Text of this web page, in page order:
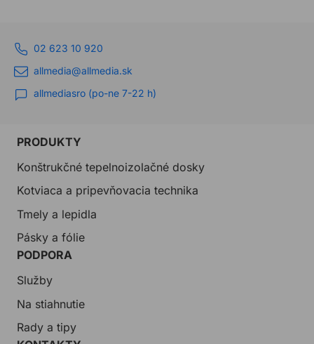
02 623 10 920
allmedia@allmedia.sk
allmediasro (po-ne 7-22 h)
PRODUKTY
Konštrukčné tepelnoizolačné dosky
Kotviaca a pripevňovacia technika
Tmely a lepidla
Pásky a fólie
PODPORA
Služby
Na stiahnutie
Rady a tipy